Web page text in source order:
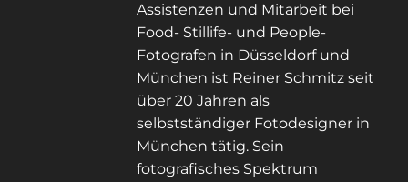
Assistenzen und Mitarbeit bei
Food- Stillife- und People-
Fotografen in Düsseldorf und
München ist Reiner Schmitz seit
über 20 Jahren als
selbstständiger Fotodesigner in
München tätig. Sein
fotografisches Spektrum